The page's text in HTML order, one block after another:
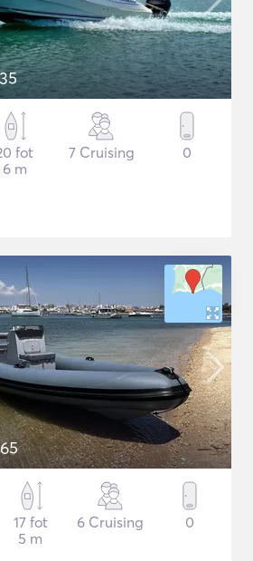
fot
6 m
7 Cruising 0
17 fot
5 m
6 Cruising 0